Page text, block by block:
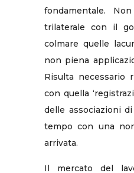
fondamentale.
trilaterale con il
colmare quelle
non piena
Risulta necessario
con quella
delle associazioni
tempo con una
arrivata.
Il mercato del